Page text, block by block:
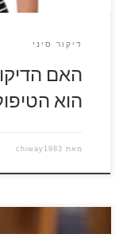
דיקור סיני
האם
הוא
מאת chiway1983